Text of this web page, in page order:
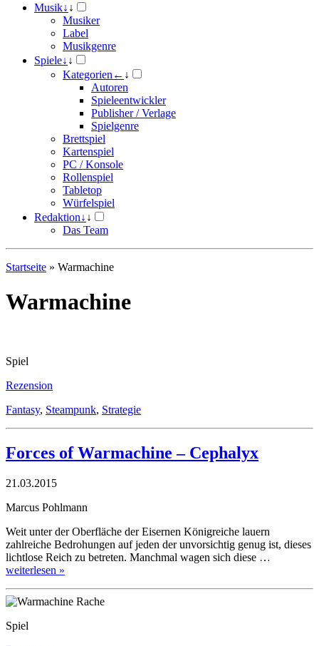
Musik↓ ↓
Musiker
Label
Musikgenre
Spiele↓ ↓
Kategorien ← ↓
Autoren
Spieleentwickler
Publisher / Verlage
Spielgenre
Brettspiel
Kartenspiel
PC / Konsole
Rollenspiel
Tabletop
Würfelspiel
Redaktion↓ ↓
Das Team
Startseite » Warmachine
Warmachine
Spiel
Rezension
Fantasy, Steampunk, Strategie
Forces of Warmachine – Cephalyx
21.03.2015
Marcus Pohlmann
Weit unter der Oberfläche der Eisernen Königreiche lauern
zahlreiche Bedrohungen auf jeden der unvorsichtig genug ist, dieses
lichtlose Reich zu betreten. Manchmal wagen sich diese …
weiterlesen »
Spiel